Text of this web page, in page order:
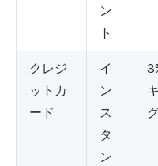
ン
ト
クレジ
ットカ
ード
イ
ン
ス
タ
ン